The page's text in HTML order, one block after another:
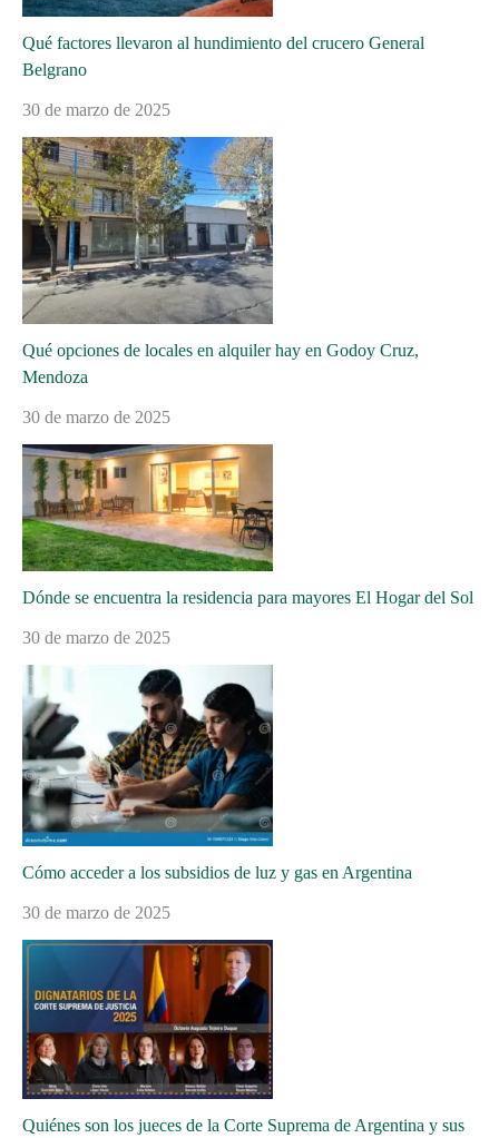
Qué factores llevaron al hundimiento del crucero General
Belgrano
30 de marzo de 2025
Qué opciones de locales en alquiler hay en Godoy Cruz,
Mendoza
30 de marzo de 2025
Dónde se encuentra la residencia para mayores El Hogar del Sol
30 de marzo de 2025
Cómo acceder a los subsidios de luz y gas en Argentina
30 de marzo de 2025
Quiénes son los jueces de la Corte Suprema de Argentina y sus